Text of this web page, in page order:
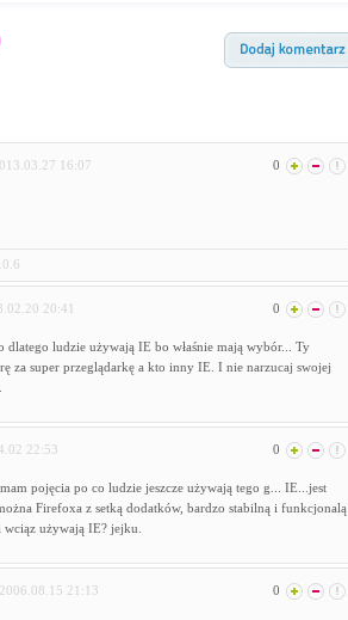
16:07 0
20:41 0
dlatego ludzie używają IE bo właśnie mają wybór... Ty
za super przeglądarkę a kto inny IE. I nie narzucaj swojej
22:53 0
pojęcia po co ludzie jeszcze używają tego g... IE...jest
Firefoxa z setką dodatków, bardzo stabilną i funkcjonalą
wciąz używają IE? jejku.
| 2006.08.15 21:13 0